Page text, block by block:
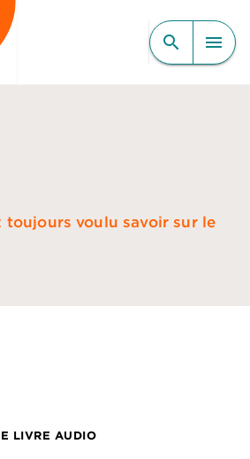
CONTENU
search menu
toujours voulu savoir sur le
LIVRE AUDIO